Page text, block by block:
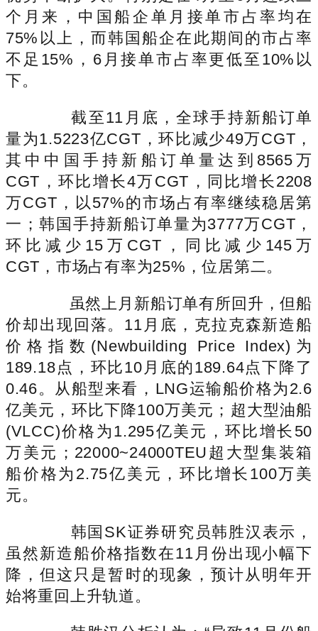
个月来，中国船企单月接单市占率均在
75%以上，而韩国船企在此期间的市占率
不足15%，6月接单市占率更低至10%以
下。
截至11月底，全球手持新船订单
量为1.5223亿CGT，环比减少49万CGT，
其中中国手持新船订单量达到8565万
CGT，环比增长4万CGT，同比增长2208
万CGT，以57%的市场占有率继续稳居第
一；韩国手持新船订单量为3777万CGT，
环比减少15万CGT，同比减少145万
CGT，市场占有率为25%，位居第二。
虽然上月新船订单有所回升，但船
价却出现回落。11月底，克拉克森新造船
价格指数(Newbuilding Price Index)为
189.18点，环比10月底的189.64点下降了
0.46。从船型来看，LNG运输船价格为2.6
亿美元，环比下降100万美元；超大型油船
(VLCC)价格为1.295亿美元，环比增长50
万美元；22000~24000TEU超大型集装箱
船价格为2.75亿美元，环比增长100万美
元。
韩国SK证券研究员韩胜汉表示，
虽然新造船价格指数在11月份出现小幅下
降，但这只是暂时的现象，预计从明年开
始将重回上升轨道。